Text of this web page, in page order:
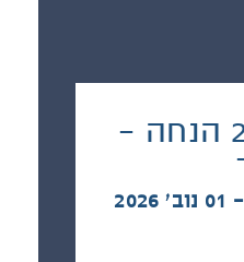
מבצע 25% הנחה -